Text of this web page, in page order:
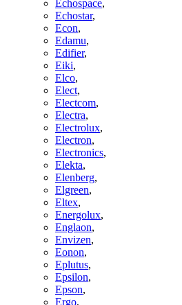
Echospace,
Echostar,
Econ,
Edamu,
Edifier,
Eiki,
Elco,
Elect,
Electcom,
Electra,
Electrolux,
Electron,
Electronics,
Elekta,
Elenberg,
Elgreen,
Eltex,
Energolux,
Englaon,
Envizen,
Eonon,
Eplutus,
Epsilon,
Epson,
Ergo,